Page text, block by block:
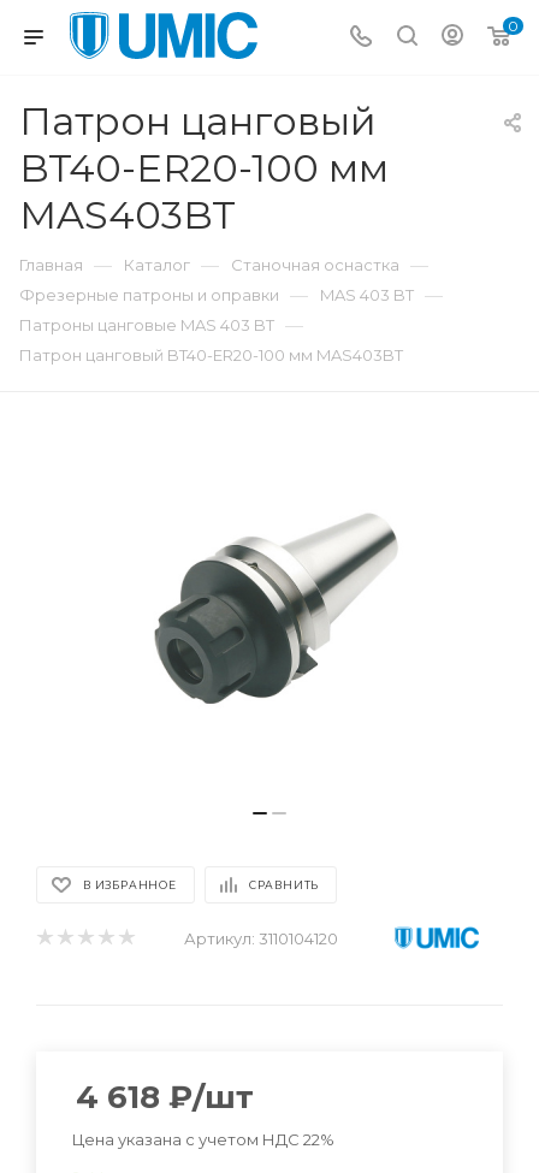
0
Патрон цанговый
BT40-ER20-100 мм
MAS403BT
Главная — Каталог — Станочная оснастка —
Фрезерные патроны и оправки — MAS 403 BT —
Патроны цанговые MAS 403 BT —
Патрон цанговый BT40-ER20-100 мм MAS403BT
В ИЗБРАННОЕ СРАВНИТЬ
Артикул: 3110104120
4 618 ₽/шт
Цена указана с учетом НДС 22%